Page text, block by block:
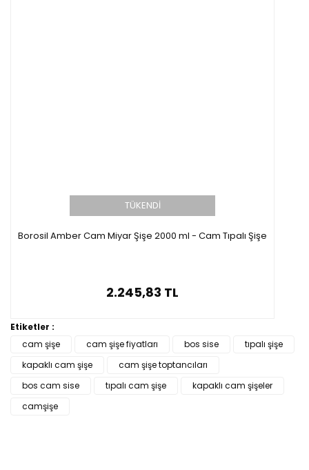
TÜKENDİ
Borosil Amber Cam Miyar Şişe 2000 ml - Cam Tıpalı Şişe
2.245,83 TL
Etiketler :
cam şişe
cam şişe fiyatları bos sise
tıpalı şişe
kapaklı cam şişe
cam şişe toptancıları
bos cam sise
tıpalı cam şişe
kapaklı cam şişeler
camşişe